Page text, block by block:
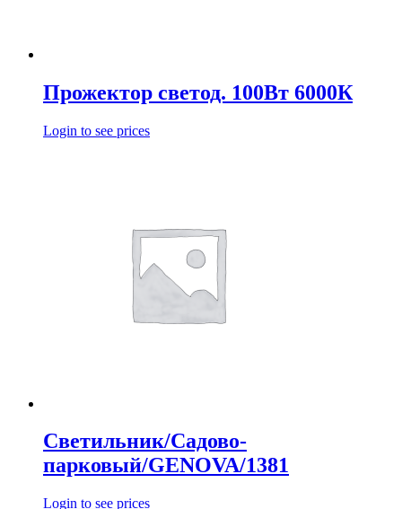
Прожектор светод. 100Вт 6000К
Login to see prices
Светильник/Садово-
парковый/GENOVA/1381
Login to see prices